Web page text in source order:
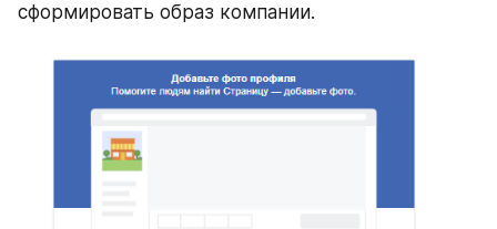
сформировать образ компании.